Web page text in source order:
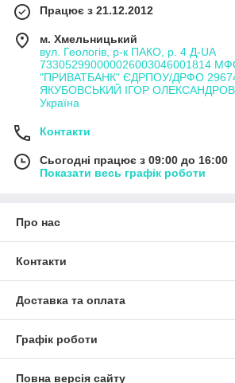
Працює з 21.12.2012
м. Хмельницький
вул. Геологів, р-к ПАКО, р. 4 Д-UA
733052990000026003046001814
"ПРИВАТБАНК" ЄДРПОУ/ДРФО
ЯКУБОВСЬКИЙ ІГОР
Україна
Контакти
Сьогодні працює з 09:00 до 16:00
Показати весь графік роботи
Про нас
Контакти
Доставка та оплата
Графік роботи
Повна версія сайту